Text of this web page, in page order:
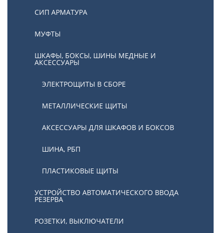
СИП АРМАТУРА
МУФТЫ
ШКАФЫ, БОКСЫ, ШИНЫ МЕДНЫЕ И
АКСЕССУАРЫ
ЭЛЕКТРОЩИТЫ В СБОРЕ
МЕТАЛЛИЧЕСКИЕ ЩИТЫ
АКСЕССУАРЫ ДЛЯ ШКАФОВ И БОКСОВ
ШИНА, РБП
ПЛАСТИКОВЫЕ ЩИТЫ
УСТРОЙСТВО АВТОМАТИЧЕСКОГО ВВОДА
РЕЗЕРВА
РОЗЕТКИ, ВЫКЛЮЧАТЕЛИ